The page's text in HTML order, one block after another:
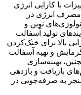
با کارایی انرژی
مصرف انرژی در
نوین و
تولید آسفالت
بالا برای خنک‌کردن
و تهیه آسفالت
بهینه‌سازی
بازیافت و بازدهی
به صرفه‌جویی در